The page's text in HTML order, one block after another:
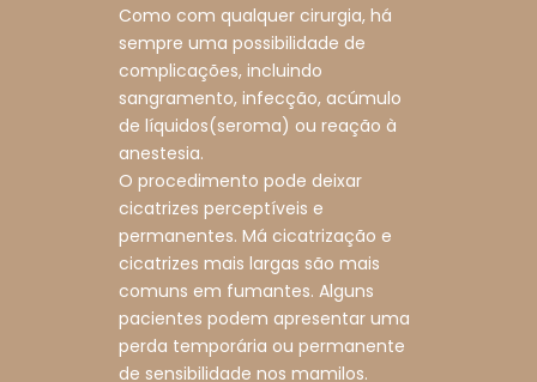
Como com qualquer cirurgia, há
sempre uma possibilidade de
complicações, incluindo
sangramento, infecção, acúmulo
de líquidos(seroma) ou reação à
anestesia.
O procedimento pode deixar
cicatrizes perceptíveis e
permanentes. Má cicatrização e
cicatrizes mais largas são mais
comuns em fumantes. Alguns
pacientes podem apresentar uma
perda temporária ou permanente
de sensibilidade nos mamilos.